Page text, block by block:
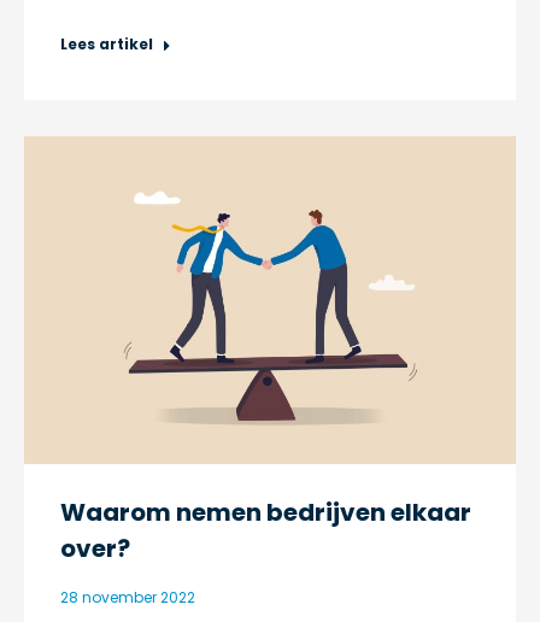
Lees artikel
Waarom nemen bedrijven elkaar
over?
28 november 2022